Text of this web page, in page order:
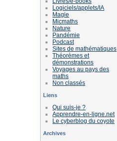
Logiciels/applets/IA
Magie
Micmaths
Nature
Pandémie
Podcast
Sites de mathématiques
Théorèmes et
démonstrations
Voyages au pays des
maths
Non classés
Liens
Qui suis-je ?
Apprendre-en-ligne.net
Le cyberblog du coyote
Archives